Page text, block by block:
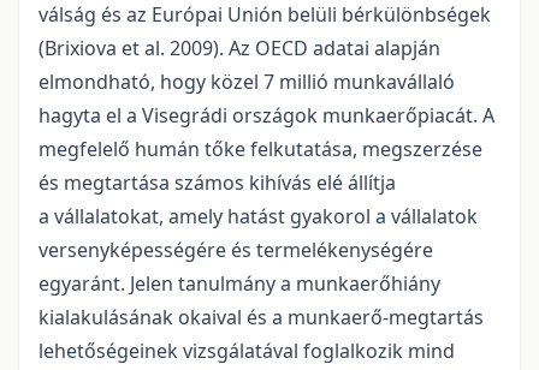
válság és az Európai Unión belüli bérkülönbségek
(Brixiova et al. 2009). Az OECD adatai alapján
elmondható, hogy közel 7 millió munkavállaló
hagyta el a Visegrádi országok munkaerőpiacát. A
megfelelő humán tőke felkutatása, megszerzése
és megtartása számos kihívás elé állítja
a vállalatokat, amely hatást gyakorol a vállalatok
versenyképességére és termelékenységére
egyaránt. Jelen tanulmány a munkaerőhiány
kialakulásának okaival és a munkaerő-megtartás
lehetőségeinek vizsgálatával foglalkozik mind